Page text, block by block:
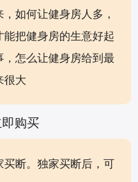
如何让健身房人多，
把健身房的生意好起
怎么让健身房给到最
很大
购买
断。独家买断后，可